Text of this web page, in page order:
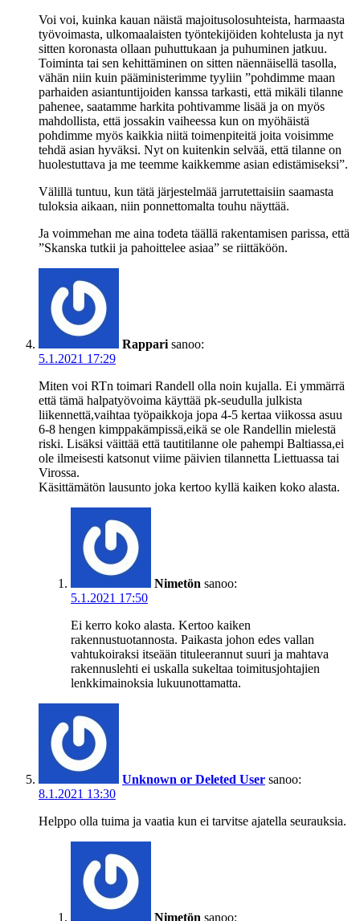
Voi voi, kuinka kauan näistä majoitusolosuhteista, harmaasta
työvoimasta, ulkomaalaisten työntekijöiden kohtelusta ja nyt
sitten koronasta ollaan puhuttukaan ja puhuminen jatkuu.
Toiminta tai sen kehittäminen on sitten näennäisellä tasolla,
vähän niin kuin pääministerimme tyyliin ”pohdimme maan
parhaiden asiantuntijoiden kanssa tarkasti, että mikäli tilanne
pahenee, saatamme harkita pohtivamme lisää ja on myös
mahdollista, että jossakin vaiheessa kun on myöhäistä
pohdimme myös kaikkia niitä toimenpiteitä joita voisimme
tehdä asian hyväksi. Nyt on kuitenkin selvää, että tilanne on
huolestuttava ja me teemme kaikkemme asian edistämiseksi”.
Välillä tuntuu, kun tätä järjestelmää jarrutettaisiin saamasta
tuloksia aikaan, niin ponnettomalta touhu näyttää.
Ja voimmehan me aina todeta täällä rakentamisen parissa, että
”Skanska tutkii ja pahoittelee asiaa” se riittäköön.
Rappari sanoo:
5.1.2021 17:29
Miten voi RTn toimari Randell olla noin kujalla. Ei ymmärrä
että tämä halpatyövoima käyttää pk-seudulla julkista
liikennettä,vaihtaa työpaikkoja jopa 4-5 kertaa viikossa asuu
6-8 hengen kimppakämpissä,eikä se ole Randellin mielestä
riski. Lisäksi väittää että tautitilanne ole pahempi Baltiassa,ei
ole ilmeisesti katsonut viime päivien tilannetta Liettuassa tai
Virossa.
Käsittämätön lausunto joka kertoo kyllä kaiken koko alasta.
Nimetön sanoo:
5.1.2021 17:50
Ei kerro koko alasta. Kertoo kaiken
rakennustuotannosta. Paikasta johon edes vallan
vahtukoiraksi itseään tituleerannut suuri ja mahtava
rakennuslehti ei uskalla sukeltaa toimitusjohtajien
lenkkimainoksia lukuunottamatta.
Unknown or Deleted User sanoo:
8.1.2021 13:30
Helppo olla tuima ja vaatia kun ei tarvitse ajatella seurauksia.
Nimetön sanoo: